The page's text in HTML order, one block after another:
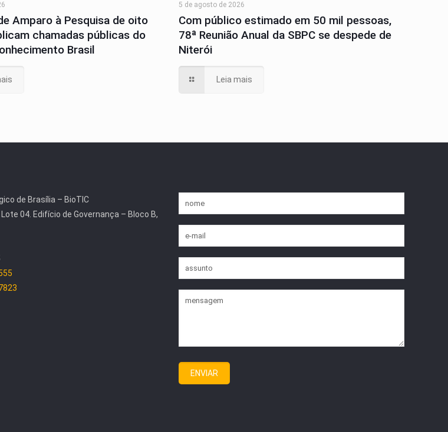
Amparo à Pesquisa de oito
chamadas públicas do
Brasil
5 de agosto de 2026
Com público estimado em 50 mil pessoas,
78ª Reunião Anual da SBPC se despede de
Niterói
Leia mais
de Brasília – BioTIC
04. Edifício de Governança – Bloco B,